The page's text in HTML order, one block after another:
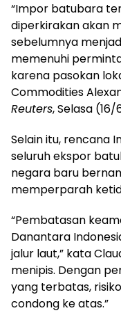
“Impor batubara
diperkirakan akan
sebelumnya
memenuhi
karena pasokan
Commodities
Reuters, Selasa
Selain itu, rencana
seluruh ekspor
negara baru
memperparah
“Pembatasan
Danantara
jalur laut,” kata
menipis. Dengan
yang terbatas,
condong ke atas.”